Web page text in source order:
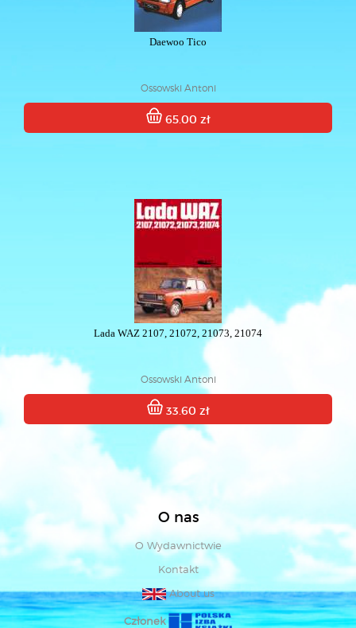
Daewoo Tico
Ossowski Antoni
65.00 zł
Lada WAZ 2107, 21072, 21073, 21074
Ossowski Antoni
33.60 zł
O nas
O Wydawnictwie
Kontakt
About us
Członek